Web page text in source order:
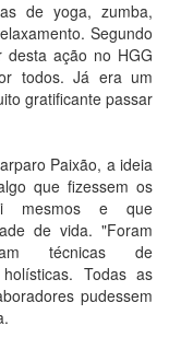
de yoga, zumba,
Segundo
desta ação no HGG
todos. Já era um
gratificante passar
Paixão, a ideia
que fizessem os
mesmos e que
de vida. "Foram
técnicas de
Todas as
pudessem